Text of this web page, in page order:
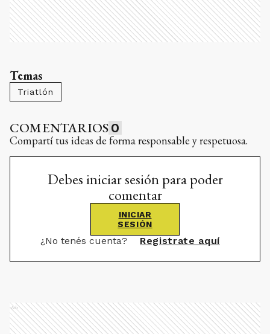
Temas
Triatlón
COMENTARIOS 0
Compartí tus ideas de forma responsable y respetuosa.
Debes iniciar sesión para poder
comentar
INICIAR
SESIÓN
¿No tenés cuenta? Registrate aquí
Ads